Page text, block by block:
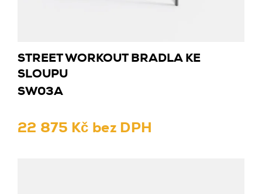
STREET WORKOUT BRADLA KE
SLOUPU
SW03A
22 875 Kč bez DPH